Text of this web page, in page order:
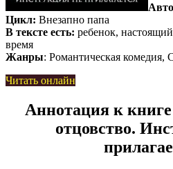
Цикл: Внезапно папа
В тексте есть: ребенок,
время
Жанры: Романтическая комедия,
Читать онлайн
Аннотация к
отцовство.